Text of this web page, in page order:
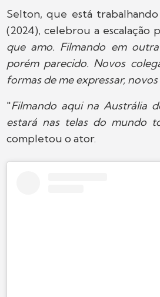
Selton, que está
(2024), celebrou a escalação
que amo. Filmando em
porém parecido. Novos
formas de me expressar,
"Filmando aqui na Austrália
estará nas telas do mundo
completou o ator.